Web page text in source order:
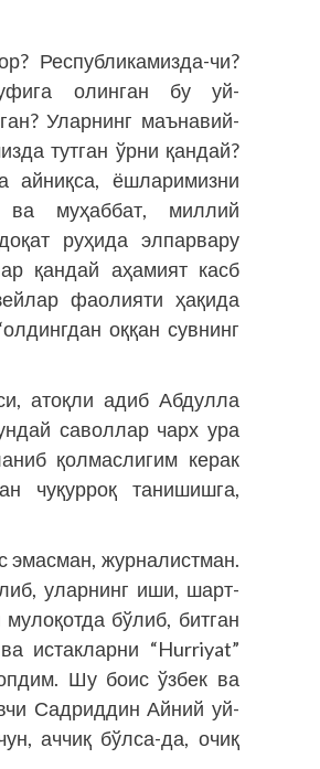
Республикамизда-чи?
олинган бу уй-
Уларнинг маънавий-
тутган ўрни қандай?
айниқса, ёшларимизни
ва муҳаббат, миллий
руҳида элпарвару
қандай аҳамият касб
фаолияти ҳақида
оққан сувнинг
атоқли адиб Абдулла
саволлар чарх ура
қолмаслигим керак
чуқурроқ танишишга,
эмасман, журналистман.
уларнинг иши, шарт-
бўлиб, битган
истакларни “Hurriyat”
Шу боис ўзбек ва
Садриддин Айний уй-
аччиқ бўлса-да, очиқ